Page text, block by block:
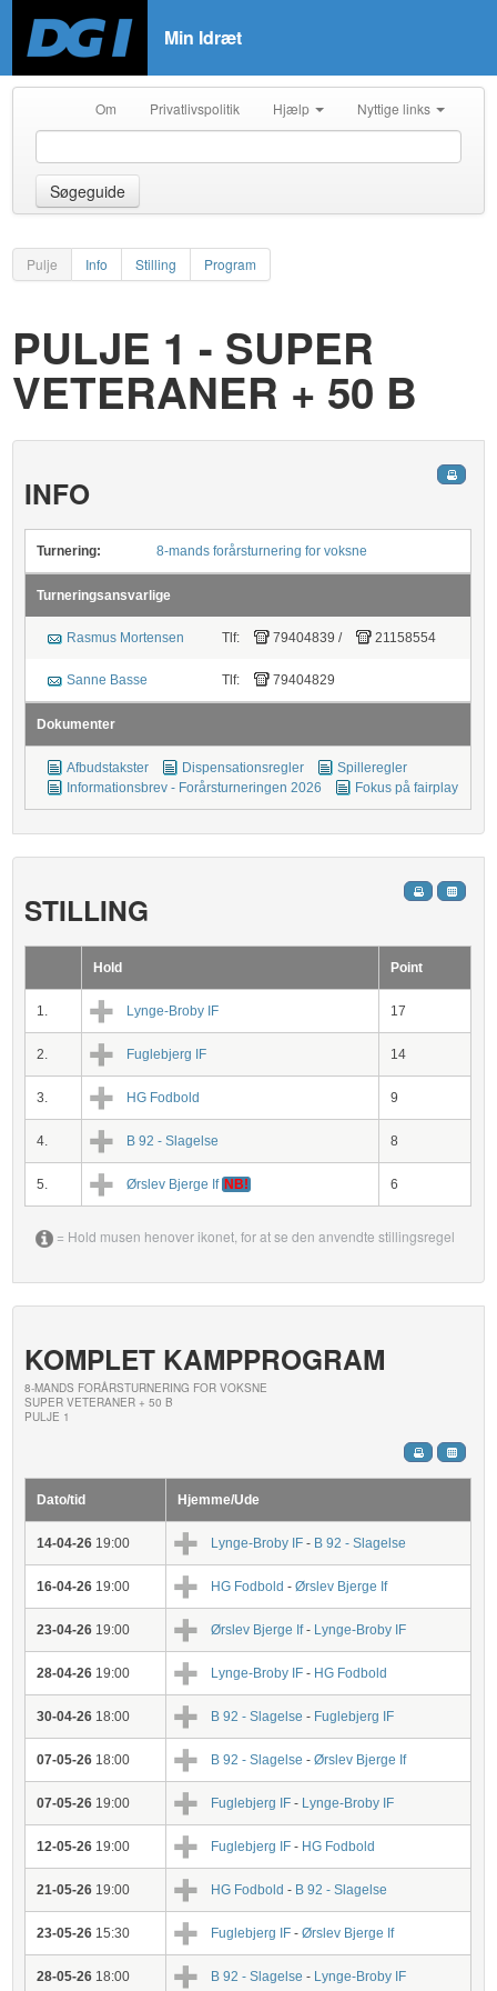
Min Idræt
Om Privatlivspolitik Hjælp Nyttige links
Søgeguide
Pulje Info Stilling Program
PULJE 1 - SUPER
VETERANER + 50 B
INFO
Turnering: 8-mands forårsturnering for voksne
Turneringsansvarlige
Rasmus Mortensen Tlf: 79404839 / 21158554
Sanne Basse Tlf: 79404829
Dokumenter
Afbudstakster Dispensationsregler
Spilleregler
Informationsbrev - Forårsturneringen 2026
Fokus på fairplay
STILLING
Hold Point
1. Lynge-Broby IF 17
2. Fuglebjerg IF 14
3. HG Fodbold 9
4. B 92 - Slagelse 8
5. Ørslev Bjerge If NB! 6
= Hold musen henover ikonet, for at se den anvendte stillingsregel
KOMPLET KAMPPROGRAM
8-MANDS FORÅRSTURNERING FOR VOKSNE
SUPER VETERANER + 50 B
PULJE 1
Dato/tid Hjemme/Ude
14-04-26 19:00 Lynge-Broby IF- B 92 - Slagelse
16-04-26 19:00 HG Fodbold-Ørslev Bjerge If
23-04-26 19:00 Ørslev Bjerge If- Lynge-Broby IF
28-04-26 19:00 Lynge-Broby IF- HG Fodbold
30-04-26 18:00 B 92 - Slagelse- Fuglebjerg IF
07-05-26 18:00 B 92 - Slagelse-Ørslev Bjerge If
07-05-26 19:00 Fuglebjerg IF- Lynge-Broby IF
12-05-26 19:00 Fuglebjerg IF- HG Fodbold
21-05-26 19:00 HG Fodbold- B 92 - Slagelse
23-05-26 15:30 Fuglebjerg IF-Ørslev Bjerge If
28-05-26 18:00 B 92 - Slagelse- Lynge-Broby IF